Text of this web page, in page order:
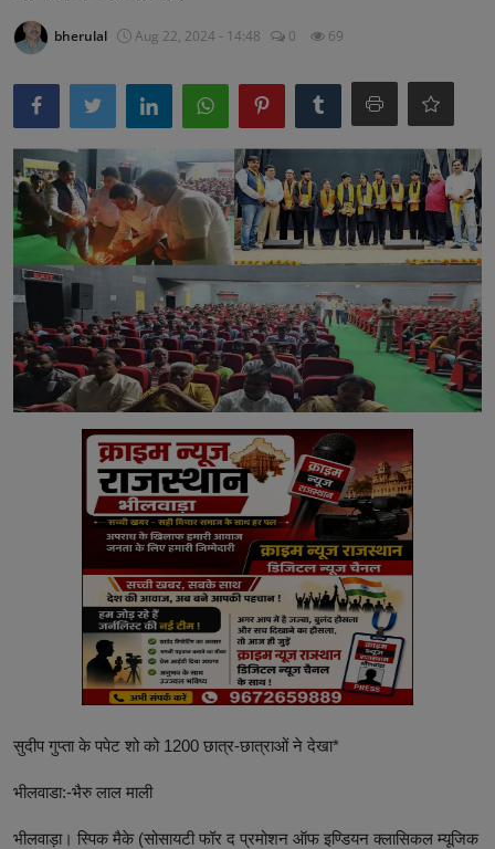
अनूपगढ़
राजस्थान
भीलवाड़ा
bherulal Aug 22, 2024 - 14:48 0 69
सुदीप गुप्ता के पपेट शो को 1200 छात्र-छात्राओं ने देखा*
भीलवाडा:-भैरु लाल माली
भीलवाड़ा। स्पिक मैके (सोसायटी फॉर द प्रमोशन ऑफ इण्डियन क्लासिकल म्यूजिक